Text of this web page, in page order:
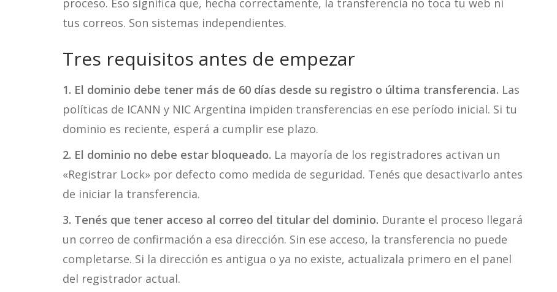
proceso. Eso significa que, hecha correctamente, la transferencia no toca tu web ni
tus correos. Son sistemas independientes.
Tres requisitos antes de empezar
1. El dominio debe tener más de 60 días desde su registro o última transferencia. Las
políticas de ICANN y NIC Argentina impiden transferencias en ese período inicial. Si tu
dominio es reciente, esperá a cumplir ese plazo.
2. El dominio no debe estar bloqueado. La mayoría de los registradores activan un
«Registrar Lock» por defecto como medida de seguridad. Tenés que desactivarlo antes
de iniciar la transferencia.
3. Tenés que tener acceso al correo del titular del dominio. Durante el proceso llegará
un correo de confirmación a esa dirección. Sin ese acceso, la transferencia no puede
completarse. Si la dirección es antigua o ya no existe, actualizala primero en el panel
del registrador actual.